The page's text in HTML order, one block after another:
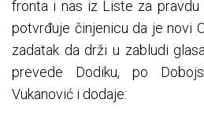
fronta i nas iz Liste za
potvrđuje činjenicu da je novi
zadatak da drži u zabludi
prevede Dodiku, po
Vukanović i dodaje: